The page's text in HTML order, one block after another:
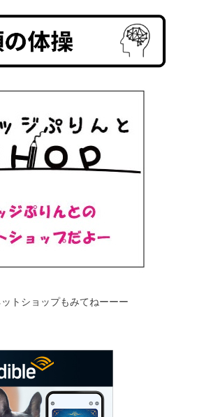
トショップもみてねーーー